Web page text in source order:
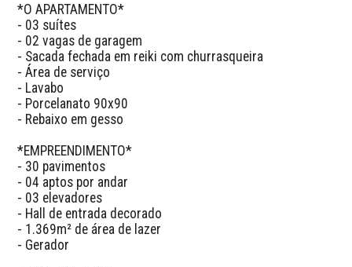
*O APARTAMENTO*
- 03 suítes
- 02 vagas de garagem
- Sacada fechada em reiki com churrasqueira
- Área de serviço
- Lavabo
- Porcelanato 90x90
- Rebaixo em gesso
*EMPREENDIMENTO*
- 30 pavimentos
- 04 aptos por andar
- 03 elevadores
- Hall de entrada decorado
- 1.369m² de área de lazer
- Gerador